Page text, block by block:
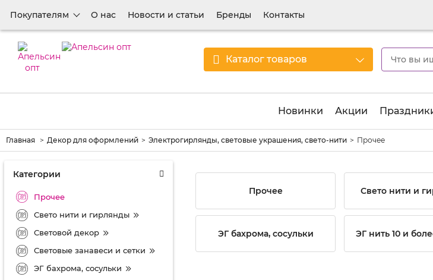
Покупателям О нас Новости и статьи Бренды Контакты
Каталог товаров
Новинки Акции
Главная Декор для оформлений Электрогирлянды, световые украшения, свето-нити Прочее
Категории
Прочее
Свето нити и гирлянды
Световой декор
Световые занавеси и сетки
ЭГ бахрома, сосульки
Прочее Свето нити и
ЭГ бахрома, сосульки ЭГ нить 10 и